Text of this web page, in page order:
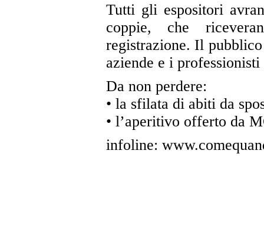
Tutti gli espositori
coppie, che
registrazione. Il
aziende e i
Da non perdere:
• la sfilata di abiti da
• l’aperitivo offerto da
infoline: